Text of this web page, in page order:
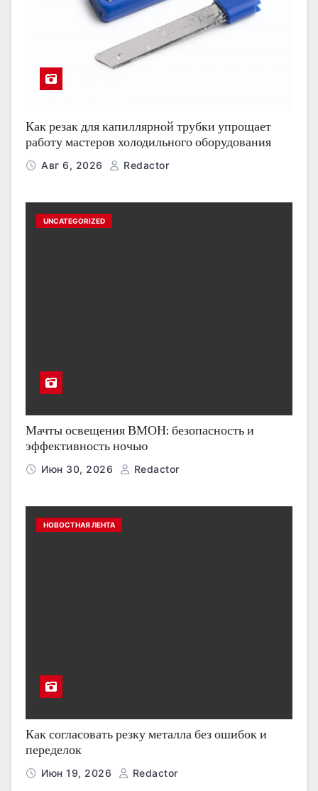
Как резак для капиллярной трубки упрощает
работу мастеров холодильного оборудования
Авг 6, 2026 Redactor
UNCATEGORIZED
Мачты освещения ВМОН: безопасность и
эффективность ночью
Июн 30, 2026 Redactor
НОВОСТНАЯ ЛЕНТА
Как согласовать резку металла без ошибок и
переделок
Июн 19, 2026 Redactor